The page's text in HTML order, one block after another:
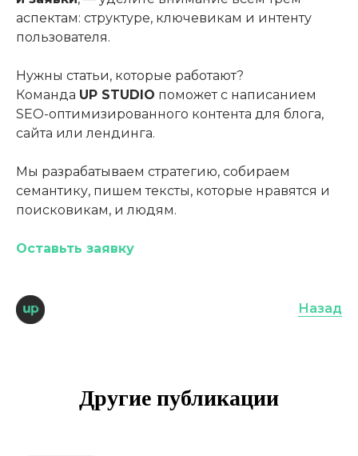
аспектам: структуре, ключевикам и интенту
пользователя.
Нужны статьи, которые работают?
Команда UP STUDIO поможет с написанием
SEO-оптимизированного контента для блога,
сайта или лендинга.
Мы разрабатываем стратегию, собираем
семантику, пишем тексты, которые нравятся и
поисковикам, и людям.
Оставьть заявку
Назад
Другие публикации